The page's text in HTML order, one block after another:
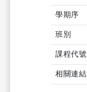
學期序
班別
課程代號
相關連結